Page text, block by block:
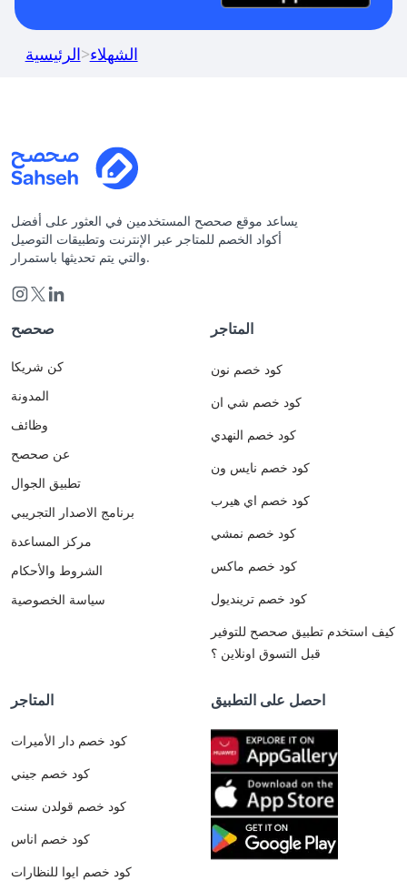
الرئيسية>الشهلاء
يساعد موقع صحصح المستخدمين في العثور على أفضل
أكواد الخصم للمتاجر عبر الإنترنت وتطبيقات التوصيل
والتي يتم تحديثها باستمرار.
صحصح
كن شريكا
المدونة
وظائف
عن صحصح
تطبيق الجوال
برنامج الاصدار التجريبي
مركز المساعدة
الشروط والأحكام
سياسة الخصوصية
المتاجر
كود خصم نون
كود خصم شي ان
كود خصم النهدي
كود خصم نايس ون
كود خصم اي هيرب
كود خصم نمشي
كود خصم ماكس
كود خصم ترينديول
كيف استخدم تطبيق صحصح للتوفير
قبل التسوق اونلاين ؟
المتاجر
كود خصم دار الأميرات
كود خصم جيني
كود خصم قولدن سنت
كود خصم اناس
كود خصم ايوا للنظارات
احصل على التطبيق